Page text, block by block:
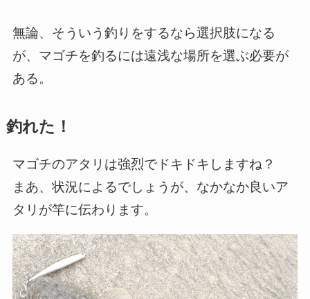
無論、そういう釣りをするなら選択肢になる
が、マゴチを釣るには遠浅な場所を選ぶ必要が
ある。
釣れた！
マゴチのアタリは強烈でドキドキしますね？
まあ、状況によるでしょうが、なかなか良いア
タリが竿に伝わります。